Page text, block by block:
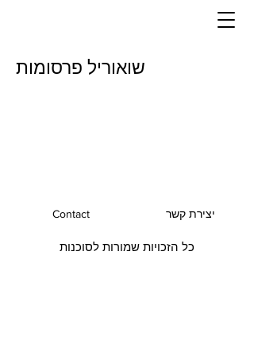
שואוריל פרסומות
Contact יצירת קשר
כל הזכויות שמורות לסוכנות